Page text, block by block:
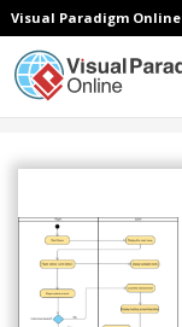
Visual Paradigm Online